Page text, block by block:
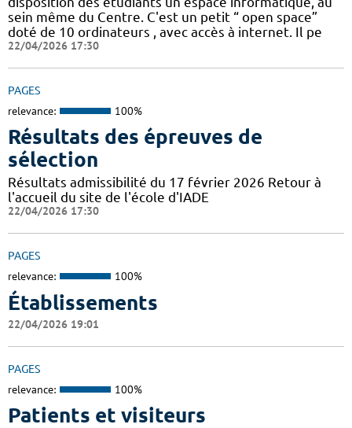
sein même du Centre. C'est un petit “ open space”
doté de 10 ordinateurs , avec accès à internet. Il pe
22/04/2026 17:30
PAGES
relevance: 100%
Résultats des épreuves de
sélection
Résultats admissibilité du 17 février 2026 Retour à
l'accueil du site de l'école d'IADE
22/04/2026 17:30
PAGES
relevance: 100%
Établissements
22/04/2026 19:01
PAGES
relevance: 100%
Patients et visiteurs